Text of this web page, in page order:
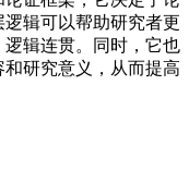
辑可以帮助研究者更
辑连贯。同时，它也
研究意义，从而提高